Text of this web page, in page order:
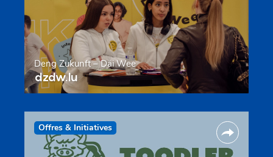
Deng Zukunft – Däi Wee
dzdw.lu
Offres & Initiatives